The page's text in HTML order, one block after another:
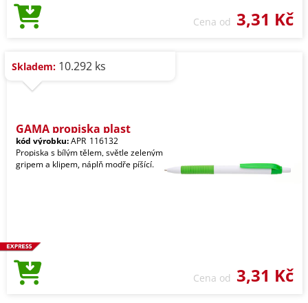
Cena od 3,31 Kč
Skladem: 10.292 ks
GAMA propiska plast
kód výrobku:APR_116132
Propiska s bílým tělem, světle zeleným
gripem a klipem, náplň modře píšící.
Cena od 3,31 Kč